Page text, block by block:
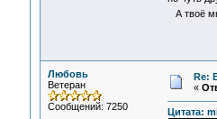
А твоё
Любовь
Ветеран
Сообщений: 7250
Re:
«
Цитата: